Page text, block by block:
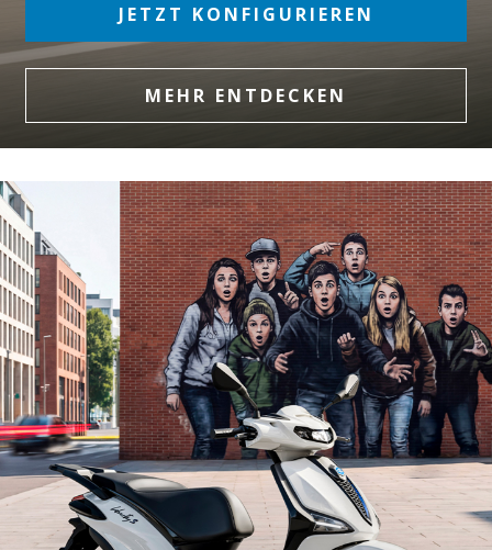
JETZT KONFIGURIEREN
MEHR ENTDECKEN